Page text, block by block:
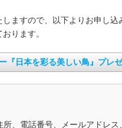
ますので、以下よりお申し込
ります。
『日本を彩る美しい鳥』プレ
、電話番号、メールアドレ